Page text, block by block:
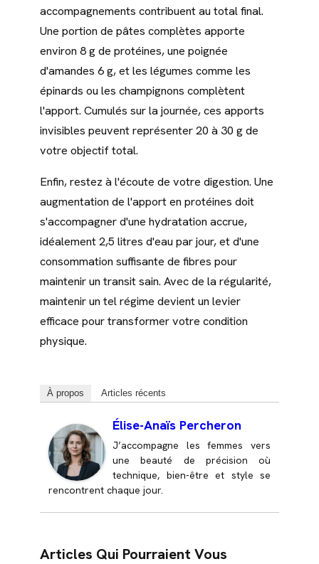
accompagnements contribuent au total final.
Une portion de pâtes complètes apporte
environ 8 g de protéines, une poignée
d'amandes 6 g, et les légumes comme les
épinards ou les champignons complètent
l'apport. Cumulés sur la journée, ces apports
invisibles peuvent représenter 20 à 30 g de
votre objectif total.
Enfin, restez à l'écoute de votre digestion. Une
augmentation de l'apport en protéines doit
s'accompagner d'une hydratation accrue,
idéalement 2,5 litres d'eau par jour, et d'une
consommation suffisante de fibres pour
maintenir un transit sain. Avec de la régularité,
maintenir un tel régime devient un levier
efficace pour transformer votre condition
physique.
À propos Articles récents
Élise-Anaïs Percheron
J’accompagne les femmes vers
une beauté de précision où
technique, bien-être et style se
rencontrent chaque jour.
Articles Qui Pourraient Vous